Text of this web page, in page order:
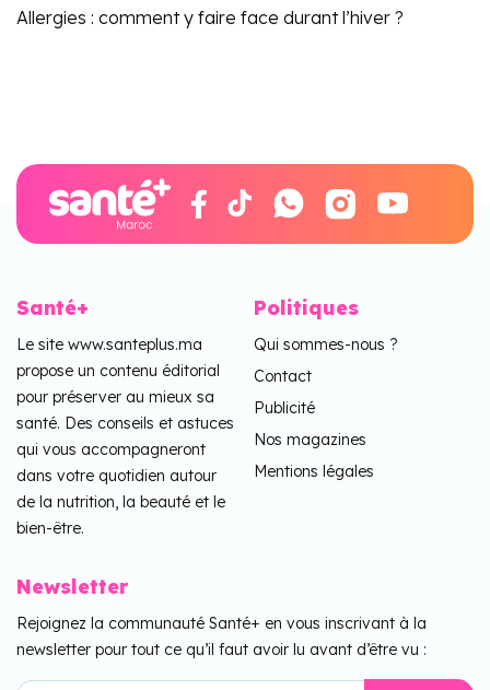
Allergies : comment y faire face durant l’hiver ?
Santé+
Le site www.santeplus.ma
propose un contenu éditorial
pour préserver au mieux sa
santé. Des conseils et astuces
qui vous accompagneront
dans votre quotidien autour
de la nutrition, la beauté et le
bien-être.
Politiques
Qui sommes-nous ?
Contact
Publicité
Nos magazines
Mentions légales
Newsletter
Rejoignez la communauté Santé+ en vous inscrivant à la
newsletter pour tout ce qu’il faut avoir lu avant d’être vu :